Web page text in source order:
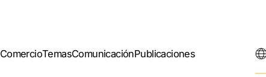
ComercioTemasComunicaciónPublicaciones